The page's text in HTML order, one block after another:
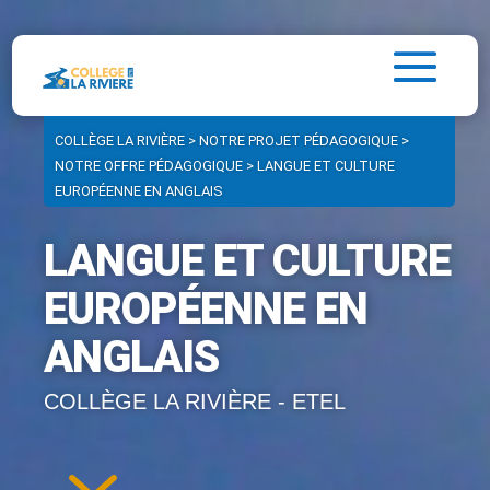
COLLÈGE LA RIVIÈRE > NOTRE PROJET PÉDAGOGIQUE >
NOTRE OFFRE PÉDAGOGIQUE > LANGUE ET CULTURE
EUROPÉENNE EN ANGLAIS
LANGUE ET CULTURE
EUROPÉENNE EN
ANGLAIS
COLLÈGE LA RIVIÈRE - ETEL